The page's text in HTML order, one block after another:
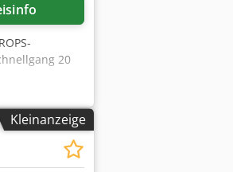
20
25
(2x vorne
ET
Kleinanzeige